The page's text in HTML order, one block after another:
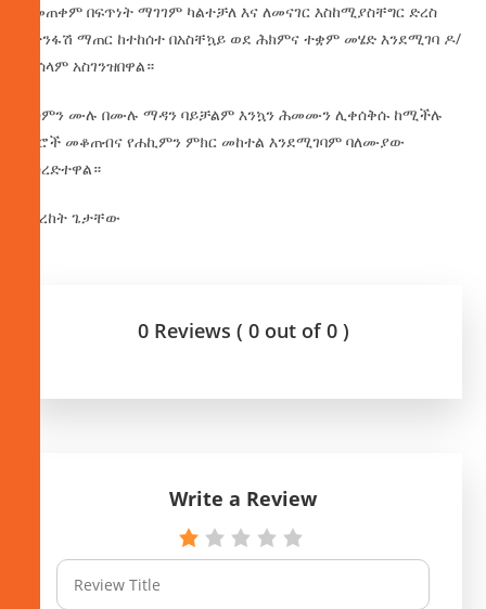
በመጠቀም በፍጥነት ማገገም ካልተቻለ እና ለመናገር እስከሚያስቸግር ድረስ
የትንፋሽ ማጠር ከተከሰተ በአስቸኳይ ወደ ሕክምና ተቋም መሄድ እንደሚገባ ዶ/
ር ሰላም አስገንዝበዋል።
አስምን ሙሉ በሙሉ ማዳን ባይቻልም እንኳን ሕመሙን ሊቀሰቅሱ ከሚችሉ
ነገሮች መቆጠብና የሐኪምን ምክር መከተል እንደሚገባም ባለሙያው
አስረድተዋል።
በበረከት ጌታቸው
0 Reviews ( 0 out of 0 )
Write a Review